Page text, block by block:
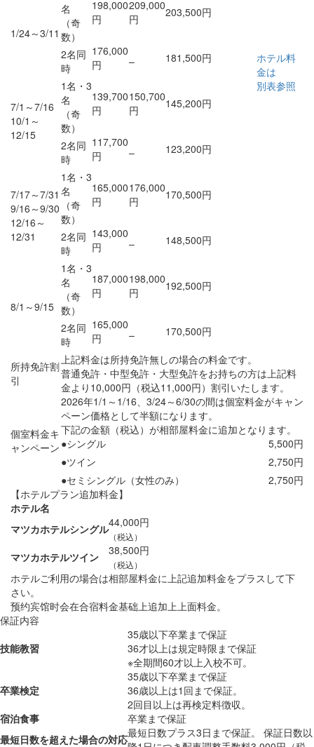
ホテル料
金は
別表参照
1/24～3/11
名
（奇
数）
198,000
円
209,000
円
203,500円
2名同
時
176,000
円
– 181,500円
7/1～7/16
10/1～
12/15
1名・3
名
（奇
数）
139,700
円
150,700
円
145,200円
2名同
時
117,700
円
– 123,200円
7/17～7/31
9/16～9/30
12/16～
12/31
1名・3
名
（奇
数）
165,000
円
176,000
円
170,500円
2名同
時
143,000
円
– 148,500円
8/1～9/15
1名・3
名
（奇
数）
187,000
円
198,000
円
192,500円
2名同
時
165,000
円
– 170,500円
所持免許割
引
上記料金は所持免許無しの場合の料金です。
普通免許・中型免許・大型免許をお持ちの方は上記料
金より10,000円（税込11,000円）割引いたします。
個室料金キ
ャンペーン
2026年1/1～1/16、3/24～6/30の間は個室料金がキャン
ペーン価格として半額になります。
下記の金額（税込）が相部屋料金に追加となります。
●シングル
5,500円
●ツイン
2,750円
●セミシングル（女性のみ）
2,750円
【ホテルプラン追加料金】
ホテル名
マツカホテルシングル44,000円
（税込）
マツカホテルツイン 38,500円
（税込）
ホテルご利用の場合は相部屋料金に上記追加料金をプラスして下
さい。
预约宾馆时会在合宿料金基础上追加上上面料金。
保証内容
技能教習
35歳以下卒業まで保証
36才以上は規定時限まで保証
※全期間60才以上入校不可。
卒業検定
35歳以下卒業まで保証
36歳以上は1回まで保証。
2回目以上は再検定料徴収。
宿泊食事
卒業まで保証
最短日数を超えた場合の対応最短日数プラス3日まで保証。 保証日数以